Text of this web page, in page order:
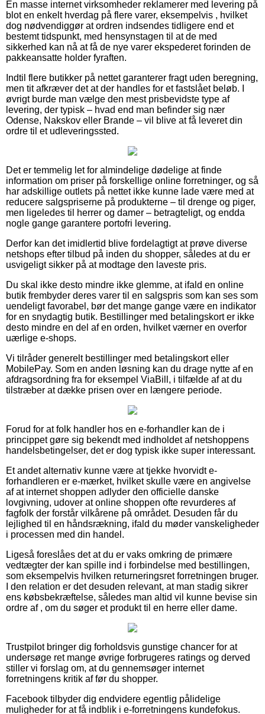
En masse internet virksomheder reklamerer med levering på
blot en enkelt hverdag på flere varer, eksempelvis , hvilket
dog nødvendiggør at ordren indsendes tidligere end et
bestemt tidspunkt, med hensynstagen til at de med
sikkerhed kan nå at få de nye varer ekspederet forinden de
pakkeansatte holder fyraften.
Indtil flere butikker på nettet garanterer fragt uden beregning,
men tit afkræver det at der handles for et fastslået beløb. I
øvrigt burde man vælge den mest prisbevidste type af
levering, der typisk – hvad end man befinder sig nær
Odense, Nakskov eller Brande – vil blive at få leveret din
ordre til et udleveringssted.
Det er temmelig let for almindelige dødelige at finde
information om priser på forskellige online forretninger, og så
har adskillige outlets på nettet ikke kunne lade være med at
reducere salgspriserne på produkterne – til drenge og piger,
men ligeledes til herrer og damer – betragteligt, og endda
nogle gange garantere portofri levering.
Derfor kan det imidlertid blive fordelagtigt at prøve diverse
netshops efter tilbud på inden du shopper, således at du er
usvigeligt sikker på at modtage den laveste pris.
Du skal ikke desto mindre ikke glemme, at ifald en online
butik frembyder deres varer til en salgspris som kan ses som
uendeligt favorabel, bør det mange gange være en indikator
for en snydagtig butik. Bestillinger med betalingskort er ikke
desto mindre en del af en orden, hvilket værner en overfor
uærlige e-shops.
Vi tilråder generelt bestillinger med betalingskort eller
MobilePay. Som en anden løsning kan du drage nytte af en
afdragsordning fra for eksempel ViaBill, i tilfælde af at du
tilstræber at dække prisen over en længere periode.
Forud for at folk handler hos en e-forhandler kan de i
princippet gøre sig bekendt med indholdet af netshoppens
handelsbetingelser, det er dog typisk ikke super interessant.
Et andet alternativ kunne være at tjekke hvorvidt e-
forhandleren er e-mærket, hvilket skulle være en angivelse
af at internet shoppen adlyder den officielle danske
lovgivning, udover at online shoppen ofte revurderes af
fagfolk der forstår vilkårene på området. Desuden får du
lejlighed til en håndsrækning, ifald du møder vanskeligheder
i processen med din handel.
Ligeså foreslåes det at du er vaks omkring de primære
vedtægter der kan spille ind i forbindelse med bestillingen,
som eksempelvis hvilken returneringsret forretningen bruger.
I den relation er det desuden relevant, at man stadig sikrer
ens købsbekræftelse, således man altid vil kunne bevise sin
ordre af , om du søger et produkt til en herre eller dame.
Trustpilot bringer dig forholdsvis gunstige chancer for at
undersøge ret mange øvrige forbrugeres ratings og derved
stiller vi forslag om, at du gennemsøger internet
forretningens kritik af før du shopper.
Facebook tilbyder dig endvidere egentlig pålidelige
muligheder for at få indblik i e-forretningens kundefokus.